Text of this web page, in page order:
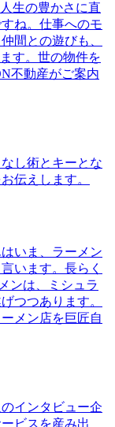
生の豊かさに直
ね。仕事へのモ
間との遊びも、
す。世の物件を
不動産がご案内
し術とキーとな
伝えします。
いま、ラーメン
います。長らく
ンは、ミシュラ
つつあります。
メン店を巨匠自
インタビュー企
ビスを産み出